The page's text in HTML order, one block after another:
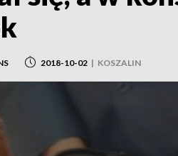
2018-10-02 | KOSZALIN